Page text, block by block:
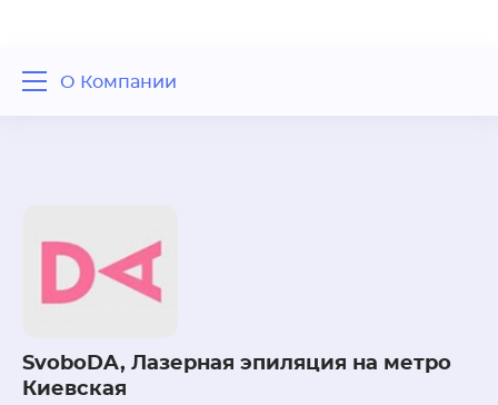
О Компании
SvoboDA, Лазерная эпиляция на метро
Киевская